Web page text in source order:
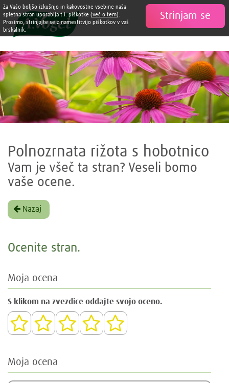

Polnozrnata rižota s hobotnico
Vam je všeč ta stran? Veseli bomo
vaše ocene.
Nazaj
Ocenite stran.
Moja ocena
S klikom na zvezdice oddajte svojo oceno.
Moja ocena
Strinjam se
Za Vašo boljšo izkušnjo in kakovostne vsebine naša
spletna stran uporablja t.i. piškotke (več o tem).
Prosimo, strinjajte se z namestitvijo piškotkov v vaš
brskalnik.